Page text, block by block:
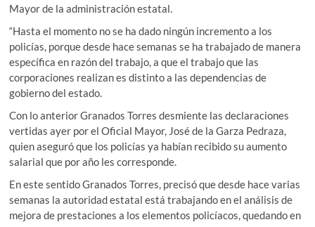
Mayor de la administración estatal.
“Hasta el momento no se ha dado ningún incremento a los
policías, porque desde hace semanas se ha trabajado de manera
específica en razón del trabajo, a que el trabajo que las
corporaciones realizan es distinto a las dependencias de
gobierno del estado.
Con lo anterior Granados Torres desmiente las declaraciones
vertidas ayer por el Oficial Mayor, José de la Garza Pedraza,
quien aseguró que los policías ya habían recibido su aumento
salarial que por año les corresponde.
En este sentido Granados Torres, precisó que desde hace varias
semanas la autoridad estatal está trabajando en el análisis de
mejora de prestaciones a los elementos policíacos, quedando en